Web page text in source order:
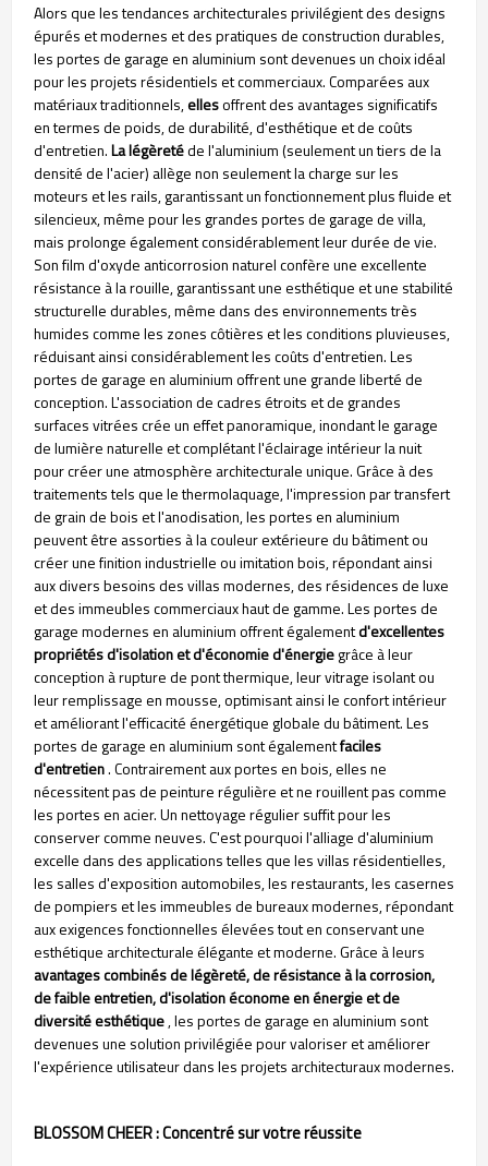
Alors que les tendances architecturales privilégient des designs
épurés et modernes et des pratiques de construction durables,
les portes de garage en aluminium sont devenues un choix idéal
pour les projets résidentiels et commerciaux. Comparées aux
matériaux traditionnels,ellesoffrent des avantages significatifs
en termes de poids, de durabilité, d'esthétique et de coûts
d'entretien.La légèretéde l'aluminium (seulement un tiers de la
densité de l'acier) allège non seulement la charge sur les
moteurs et les rails, garantissant un fonctionnement plus fluide et
silencieux, même pour les grandes portes de garage de villa,
mais prolonge également considérablement leur durée de vie.
Son film d'oxyde anticorrosion naturel confère une excellente
résistance à la rouille, garantissant une esthétique et une stabilité
structurelle durables, même dans des environnements très
humides comme les zones côtières et les conditions pluvieuses,
réduisant ainsi considérablement les coûts d'entretien.Les
portes de garage en aluminium offrent une grande liberté de
conception. L'association de cadres étroits et de grandes
surfaces vitrées crée un effet panoramique, inondant le garage
de lumière naturelle et complétant l'éclairage intérieur la nuit
pour créer une atmosphère architecturale unique. Grâce à des
traitements tels que le thermolaquage, l'impression par transfert
de grain de bois et l'anodisation, les portes en aluminium
peuvent être assorties à la couleur extérieure du bâtiment ou
créer une finition industrielle ou imitation bois, répondant ainsi
aux divers besoins des villas modernes, des résidences de luxe
et des immeubles commerciaux haut de gamme. Les portes de
garage modernes en aluminium offrent égalementd'excellentes
propriétés d'isolation et d'économie d'énergiegrâce à leur
conception à rupture de pont thermique, leur vitrage isolant ou
leur remplissage en mousse, optimisant ainsi le confort intérieur
et améliorant l'efficacité énergétique globale du bâtiment.Les
portes de garage en aluminium sont égalementfaciles
d'entretien. Contrairement aux portes en bois, elles ne
nécessitent pas de peinture régulière et ne rouillent pas comme
les portes en acier. Un nettoyage régulier suffit pour les
conserver comme neuves. C'est pourquoi l'alliage d'aluminium
excelle dans des applications telles que les villas résidentielles,
les salles d'exposition automobiles, les restaurants, les casernes
de pompiers et les immeubles de bureaux modernes, répondant
aux exigences fonctionnelles élevées tout en conservant une
esthétique architecturale élégante et moderne. Grâce à leurs
avantages combinés de légèreté, de résistance à la corrosion,
de faible entretien, d'isolation économe en énergie et de
diversité esthétique, les portes de garage en aluminium sont
devenues une solution privilégiée pour valoriser et améliorer
l'expérience utilisateur dans les projets architecturaux modernes.
BLOSSOM CHEER : Concentré sur votre réussite